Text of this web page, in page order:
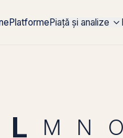
PlatformePiață și analize
L M N O